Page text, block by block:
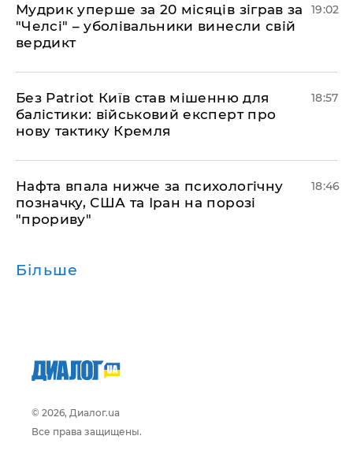
​Мудрик уперше за 20 місяців зіграв за
"Челсі" – уболівальники винесли свій
вердикт
19:02
​Без Patriot Київ став мішенню для
балістики: військовий експерт про
нову тактику Кремля
18:57
​Нафта впала нижче за психологічну
позначку, США та Іран на порозі
"прориву"
18:46
Більше
© 2026, Диалог.ua
Все права защищены.